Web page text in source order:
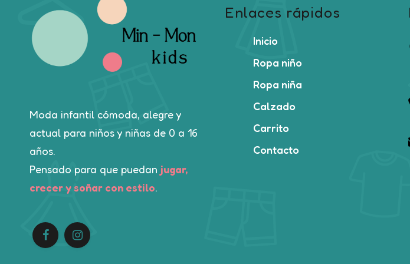
Moda infantil cómoda, alegre y
actual para niños y niñas de 0 a 16
años.
Pensado para que puedan jugar,
crecer y soñar con estilo.
Enlaces rápidos
Inicio
Ropa niño
Ropa niña
Calzado
Carrito
Contacto